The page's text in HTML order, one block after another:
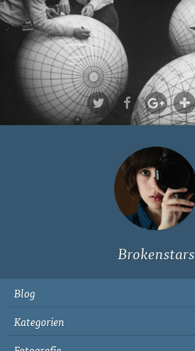
Ich bin Fyn,
23, und
wohne in
Köln
Brokenstars
Blog
Kategorien